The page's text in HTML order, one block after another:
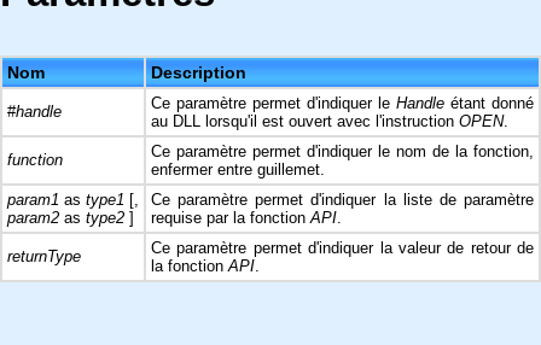
Nom Description
#handle Ce paramètre permet d'indiquer le Handle étant donné
au DLL lorsqu'il est ouvert avec l'instruction OPEN.
function
Ce paramètre permet d'indiquer le nom de la fonction,
enfermer entre guillemet.
param1 as type1 [,
param2 as type2 ]
Ce paramètre permet d'indiquer la liste de paramètre
requise par la fonctionAPI.
returnType
Ce paramètre permet d'indiquer la valeur de retour de
la fonctionAPI.